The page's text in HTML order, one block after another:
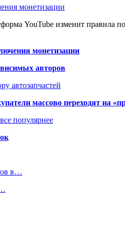
монетизации
YouTube изменит правила
монетизации
авторов
автозапчастей
массово переходят на
популярнее
в…